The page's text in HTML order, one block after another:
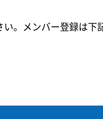
。メンバー登録は下